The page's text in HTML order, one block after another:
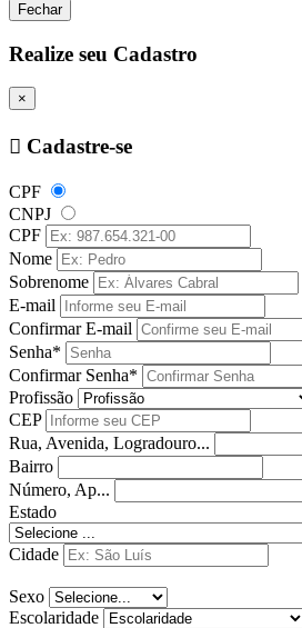
Fechar
Realize seu Cadastro
×
Cadastre-se
CPF
CNPJ
CPF
Nome
Sobrenome
E-mail
Confirmar E-mail
Senha*
Confirmar Senha*
Profissão
CEP
Rua, Avenida, Logradouro...
Bairro
Número, Ap...
Estado
Cidade
Sexo
Escolaridade